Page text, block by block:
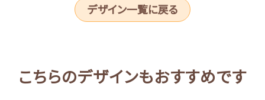
デザイン一覧に戻る
こちらのデザインもおすすめです